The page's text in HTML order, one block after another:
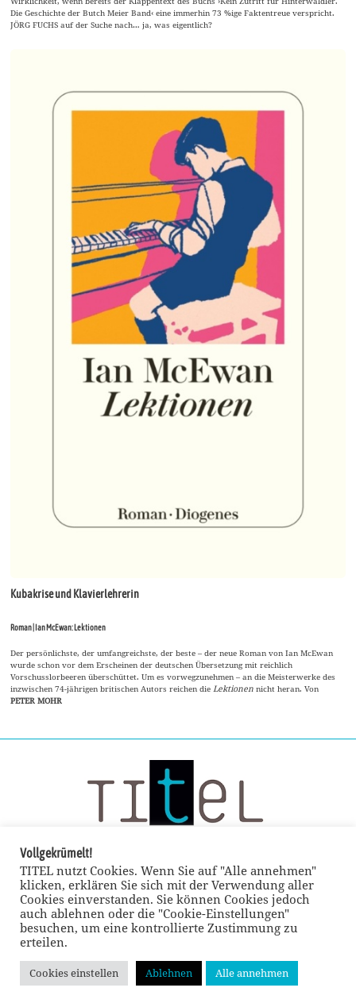
Die Geschichte der Butch Meier Band‹ eine immerhin 73 %ige Faktentreue verspricht.
JÖRG FUCHS auf der Suche nach… ja, was eigentlich?
Kubakrise und Klavierlehrerin
Roman | Ian McEwan: Lektionen
Der persönlichste, der umfangreichste, der beste – der neue Roman von Ian McEwan
wurde schon vor dem Erscheinen der deutschen Übersetzung mit reichlich
Vorschusslorbeeren überschüttet. Um es vorwegzunehmen – an die Meisterwerke des
inzwischen 74-jährigen britischen Autors reichen die Lektionen nicht heran. Von
PETER MOHR
© TITEL kulturmagazin 2022
Vollgekrümelt!
TITEL nutzt Cookies. Wenn Sie auf "Alle annehmen"
klicken, erklären Sie sich mit der Verwendung aller
Cookies einverstanden. Sie können Cookies jedoch
auch ablehnen oder die "Cookie-Einstellungen"
besuchen, um eine kontrollierte Zustimmung zu
erteilen.
Cookies einstellen Ablehnen Alle annehmen